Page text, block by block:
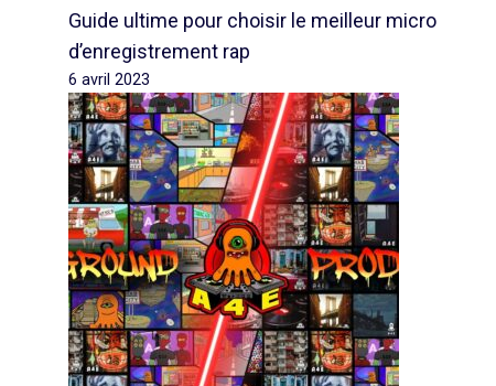
Guide ultime pour choisir le meilleur micro
d’enregistrement rap
6 avril 2023